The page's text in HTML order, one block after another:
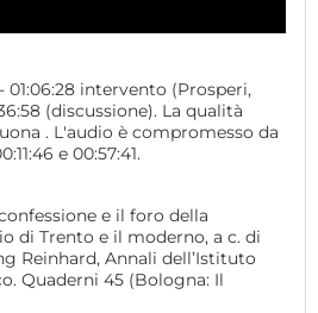
intervento (Prosperi,
(discussione). La qualità
. L'audio è compromesso da
e 00:57:41.
e il foro della
di Trento e il moderno, a c. di
Reinhard, Annali dell’Istituto
Quaderni 45 (Bologna: Il